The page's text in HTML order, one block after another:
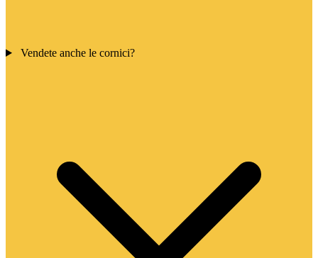
Vendete anche le cornici?